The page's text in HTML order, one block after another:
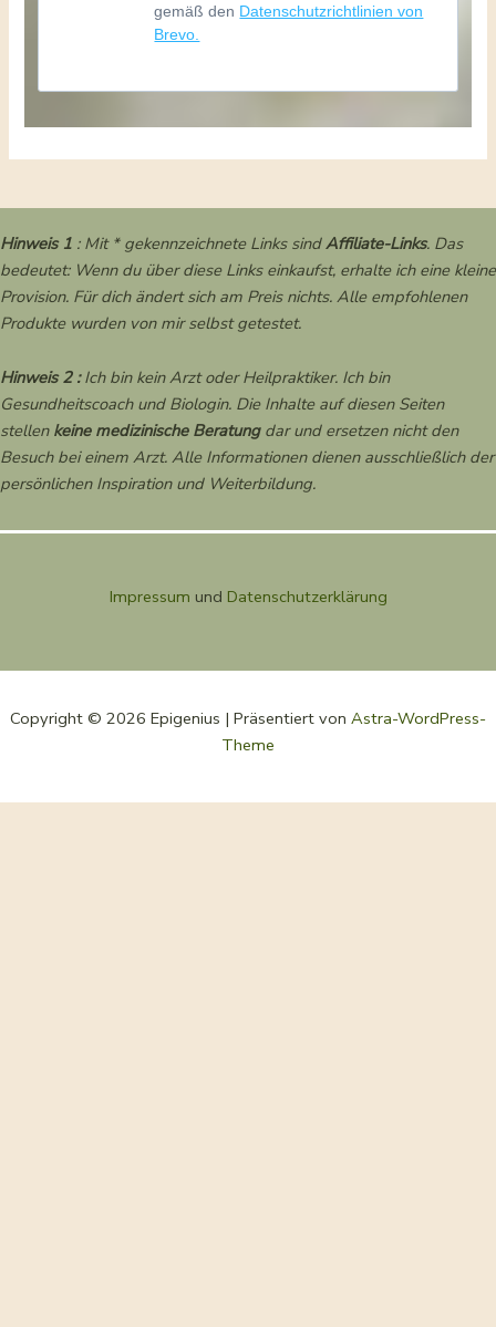
gemäß den Datenschutzrichtlinien von
Brevo.
Hinweis 1 : Mit * gekennzeichnete Links sindAffiliate-Links. Das
bedeutet: Wenn du über diese Links einkaufst, erhalte ich eine kleine
Provision. Für dich ändert sich am Preis nichts. Alle empfohlenen
Produkte wurden von mir selbst getestet.
Hinweis 2 :Ich bin kein Arzt oder Heilpraktiker. Ich bin
Gesundheitscoach und Biologin. Die Inhalte auf diesen Seiten
stellen keine medizinische Beratung dar und ersetzen nicht den
Besuch bei einem Arzt. Alle Informationen dienen ausschließlich der
persönlichen Inspiration und Weiterbildung.
Impressum und Datenschutzerklärung
Copyright © 2026 Epigenius | Präsentiert von Astra-WordPress-
Theme